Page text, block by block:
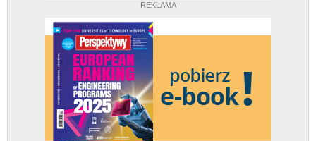
REKLAMA